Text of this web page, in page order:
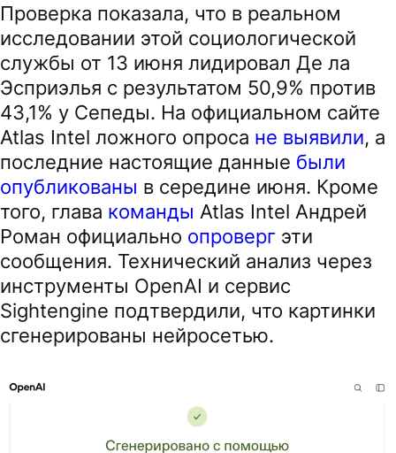
Проверка показала, что в реальном
исследовании этой социологической
службы от 13 июня лидировал Де ла
Эсприэлья с результатом 50,9% против
43,1% у Сепеды. На официальном сайте
Atlas Intel ложного опроса не выявили, а
последние настоящие данные были
опубликованы в середине июня. Кроме
того, глава команды Atlas Intel Андрей
Роман официально опроверг эти
сообщения. Технический анализ через
инструменты OpenAI и сервис
Sightengine подтвердили, что картинки
сгенерированы нейросетью.